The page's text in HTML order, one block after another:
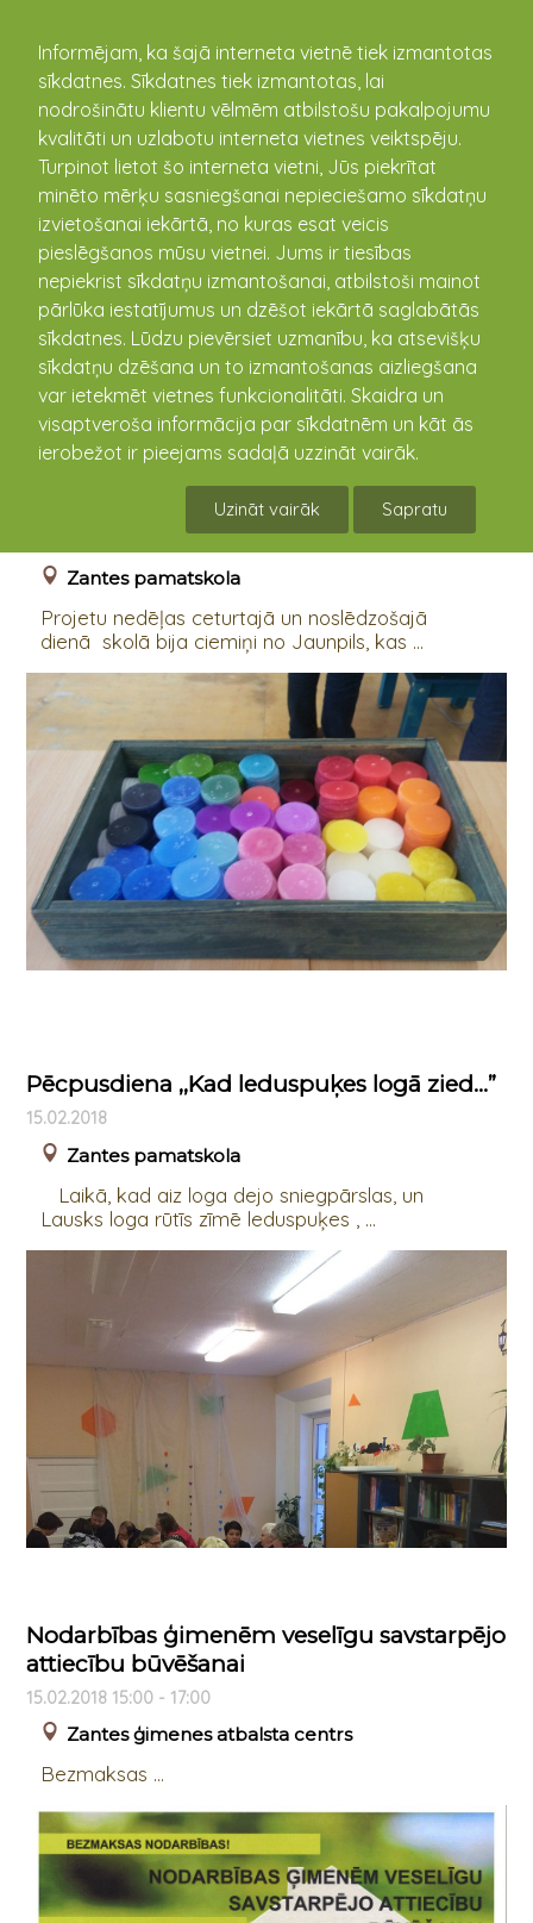
Informējam, ka šajā interneta vietnē tiek izmantotas
sīkdatnes. Sīkdatnes tiek izmantotas, lai
nodrošinātu klientu vēlmēm atbilstošu pakalpojumu
kvalitāti un uzlabotu interneta vietnes veiktspēju.
Turpinot lietot šo interneta vietni, Jūs piekrītat
minēto mērķu sasniegšanai nepieciešamo sīkdatņu
izvietošanai iekārtā, no kuras esat veicis
pieslēgšanos mūsu vietnei. Jums ir tiesības
nepiekrist sīkdatņu izmantošanai, atbilstoši mainot
pārlūka iestatījumus un dzēšot iekārtā saglabātās
sīkdatnes. Lūdzu pievērsiet uzmanību, ka atsevišķu
sīkdatņu dzēšana un to izmantošanas aizliegšana
var ietekmēt vietnes funkcionalitāti. Skaidra un
visaptveroša informācija par sīkdatnēm un kāt ās
ierobežot ir pieejams sadaļā uzzināt vairāk.
Uzināt vairāk Sapratu
kandava.lv
PASĀKUMU
KALENDĀRS
PROJEKTA NEDĒĻAS CETURTĀ DIENA
Zantes pamatskola
Projetu nedēļas ceturtajā un noslēdzošajā
dienā skolā bija ciemiņi no Jaunpils, kas ...
Pēcpusdiena ,,Kad leduspuķes logā zied...”
15.02.2018
Zantes pamatskola
Laikā, kad aiz loga dejo sniegpārslas, un
Lausks loga rūtīs zīmē leduspuķes , ...
Nodarbības ģimenēm veselīgu savstarpējo
attiecību būvēšanai
15.02.2018 15:00 - 17:00
Zantes ģimenes atbalsta centrs
Bezmaksas ...